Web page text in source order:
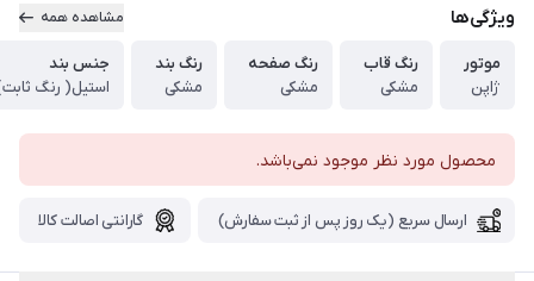
ویژگی‌ها مشاهده همه
موتور
ژاپن
رنگ قاب
مشکی
رنگ صفحه
مشکی
رنگ بند
مشکی
جنس بند
استیل( رنگ
محصول مورد نظر موجود نمی‌باشد.
ارسال سریع (یک روز پس از ثبت سفارش) گارانتی اصالت کالا